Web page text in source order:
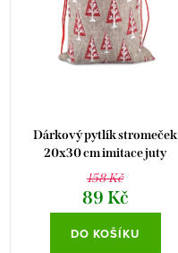
Dárkový pytlík stromeček
20x30 cm imitace juty
158 Kč
89 Kč
DO KOŠÍKU